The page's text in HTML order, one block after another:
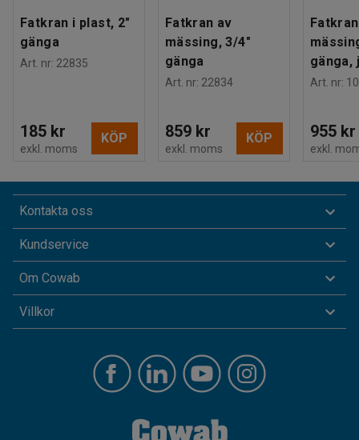
Fatkran i plast, 2"
gänga
Art. nr: 22835
185 kr
exkl. moms
KÖP
Fatkran av
mässing, 3/4"
gänga
Art. nr: 22834
859 kr
exkl. moms
KÖP
gänga,
Art. nr:
955 kr
exkl.
Kontakta oss
Kundservice
Om Cowab
Villkor